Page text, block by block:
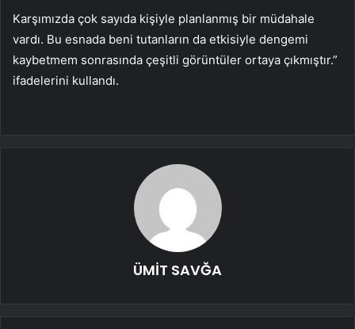
Karşımızda çok sayıda kişiyle planlanmış bir müdahale
vardı. Bu esnada beni tutanların da etkisiyle dengemi
kaybetmem sonrasında çeşitli görüntüler ortaya çıkmıştır.”
ifadelerini kullandı.
ÜMİT SAVĞA